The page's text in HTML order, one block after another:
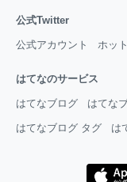
公式Twitter
公式アカウント ホッ
はてなのサービス
はてなブログ はてな
はてなブログ タグ は